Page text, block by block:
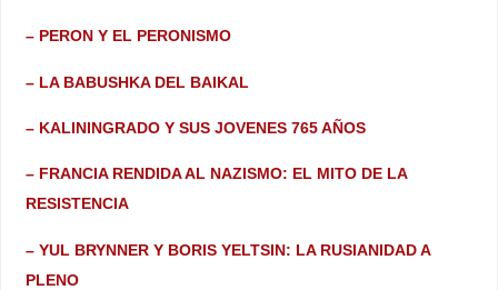
– PERON Y EL PERONISMO
– LA BABUSHKA DEL BAIKAL
– KALININGRADO Y SUS JOVENES 765 AÑOS
– FRANCIA RENDIDA AL NAZISMO: EL MITO DE LA
RESISTENCIA
– YUL BRYNNER Y BORIS YELTSIN: LA RUSIANIDAD A
PLENO